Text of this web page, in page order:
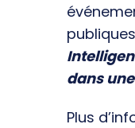
dans
Plus